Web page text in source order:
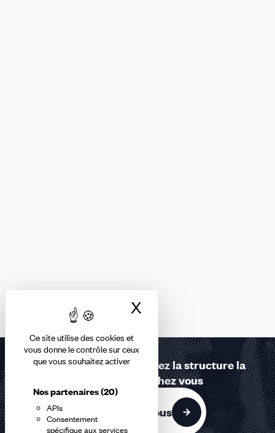
Ce site utilise des cookies et
vous donne le contrôle sur ceux
que vous souhaitez activer
Nos partenaires(20)
APIs
Consentement
spécifique aux services
X
Contactez-nous ou trouvez la structure la
plus proche de chez vous
Contactez-nous